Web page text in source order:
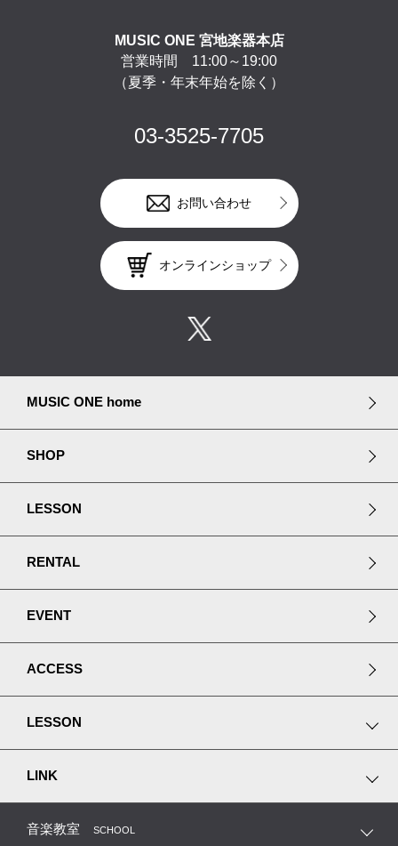
MUSIC ONE 宮地楽器本店
営業時間 11:00～19:00
（夏季・年末年始を除く）
03-3525-7705
お問い合わせ
オンラインショップ
MUSIC ONE home
SHOP
LESSON
RENTAL
EVENT
ACCESS
LESSON
ピアノプレミアムレッスン
ヴァイオリンアカデミー
LINK
MUSIC JOY 神田
音楽教室 SCHOOL